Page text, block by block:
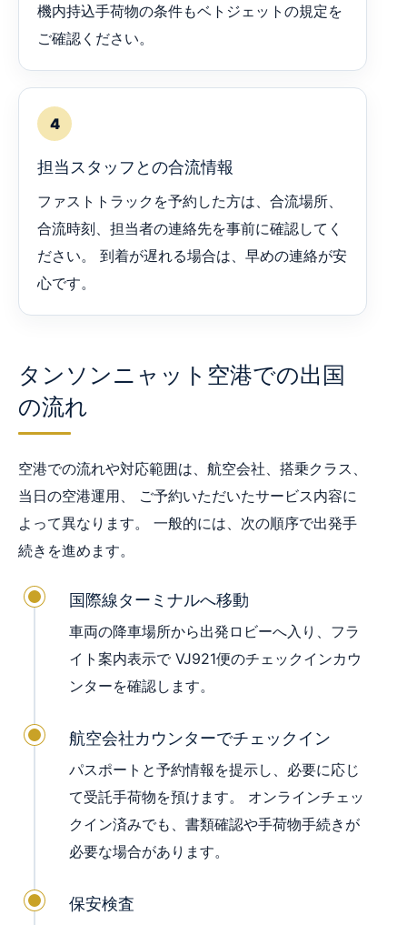
機内持込手荷物の条件もベトジェットの規定を
ご確認ください。
4
担当スタッフとの合流情報
ファストトラックを予約した方は、合流場所、
合流時刻、担当者の連絡先を事前に確認してく
ださい。 到着が遅れる場合は、早めの連絡が安
心です。
タンソンニャット空港での出国
の流れ
空港での流れや対応範囲は、航空会社、搭乗クラス、
当日の空港運用、 ご予約いただいたサービス内容に
よって異なります。 一般的には、次の順序で出発手
続きを進めます。
国際線ターミナルへ移動
車両の降車場所から出発ロビーへ入り、フラ
イト案内表示で VJ921便のチェックインカウ
ンターを確認します。
航空会社カウンターでチェックイン
パスポートと予約情報を提示し、必要に応じ
て受託手荷物を預けます。 オンラインチェッ
クイン済みでも、書類確認や手荷物手続きが
必要な場合があります。
保安検査